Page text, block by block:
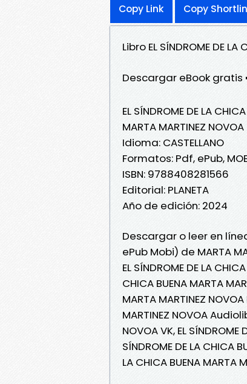
Copy Link Copy
Libro EL SÍNDROME DE
Descargar eBook gratis
EL SÍNDROME DE LA
MARTA MARTINEZ NOVOA
Idioma: CASTELLANO
Formatos: Pdf, ePub,
ISBN: 9788408281566
Editorial: PLANETA
Año de edición: 2024
Descargar o leer en línea
ePub Mobi) de MARTA
EL SÍNDROME DE LA
CHICA BUENA MARTA
MARTA MARTINEZ
MARTINEZ NOVOA
NOVOA VK, EL SÍNDROME
SÍNDROME DE LA CHICA
LA CHICA BUENA